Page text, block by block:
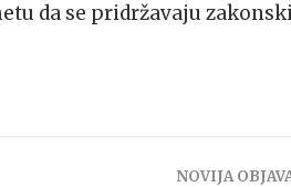
da se pridržavaju
NOVIJA